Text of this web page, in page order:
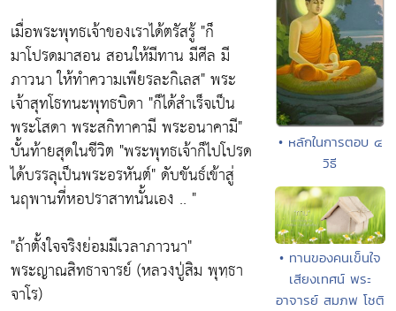
เมื่อพระพุทธเจ้าของเราได้ตรัสรู้"ก็
มาโปรดมาสอน สอนให้มีทาน มีศีล มี
ภาวนา ให้ทำความเพียรละกิเลส"พระ
เจ้าสุทโธทนะพุทธบิดา "ก็ได้สำเร็จเป็น
พระโสดา พระสกิทาคามี พระอนาคามี"
บั้นท้ายสุดในชีวิต "พระพุทธเจ้าก็ไปโปรด
ได้บรรลุเป็นพระอรหันต์"ดับขันธ์เข้าสู่
นฤพานที่หอปราสาทนั้นเอง .. "
"ถ้าตั้งใจจริงย่อมมีเวลาภาวนา"
พระญาณสิทธาจารย์ (หลวงปู่สิม พุทฺธา
จาโร)
• หลักในการตอบ ๔
วิธี
• ทานของคนเข็นใจ
เสียงเทศน์ พระ
อาจารย์ สมภพ โชติ